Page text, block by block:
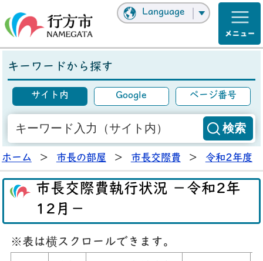
Language
キーワードから探す
サイト内 Google ページ番号
ホーム > 市長の部屋 > 市長交際費 > 令和2年度
市長交際費執行状況 －令和2年
12月－
※表は横スクロールできます。